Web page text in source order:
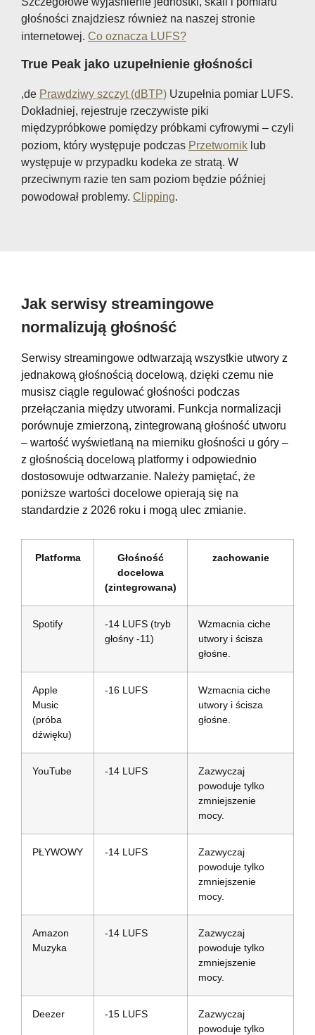
głośności znajdziesz również na naszej stronie
internetowej. Co oznacza LUFS?
True Peak jako uzupełnienie głośności
,de Prawdziwy szczyt (dBTP) Uzupełnia pomiar LUFS.
Dokładniej, rejestruje rzeczywiste piki
międzypróbkowe pomiędzy próbkami cyfrowymi – czyli
poziom, który występuje podczas Przetwornik lub
występuje w przypadku kodeka ze stratą. W
przeciwnym razie ten sam poziom będzie później
powodował problemy. Clipping.
Jak serwisy streamingowe
normalizują głośność
Serwisy streamingowe odtwarzają wszystkie utwory z
jednakową głośnością docelową, dzięki czemu nie
musisz ciągle regulować głośności podczas
przełączania między utworami. Funkcja normalizacji
porównuje zmierzoną, zintegrowaną głośność utworu
– wartość wyświetlaną na mierniku głośności u góry –
z głośnością docelową platformy i odpowiednio
dostosowuje odtwarzanie. Należy pamiętać, że
poniższe wartości docelowe opierają się na
standardzie z 2026 roku i mogą ulec zmianie.
Platforma
Głośność
docelowa
(zintegrowana)
zachowanie
Spotify
-14 LUFS (tryb
głośny -11)
Wzmacnia ciche
utwory i ścisza
głośne.
Apple
Music
(próba
dźwięku)
-16 LUFS
Wzmacnia ciche
utwory i ścisza
głośne.
YouTube -14 LUFS
Zazwyczaj
powoduje tylko
zmniejszenie
mocy.
PŁYWOWY -14 LUFS
Zazwyczaj
powoduje tylko
zmniejszenie
mocy.
Amazon
Muzyka
-14 LUFS
Zazwyczaj
powoduje tylko
zmniejszenie
mocy.
Deezer -15 LUFS
Zazwyczaj
powoduje tylko